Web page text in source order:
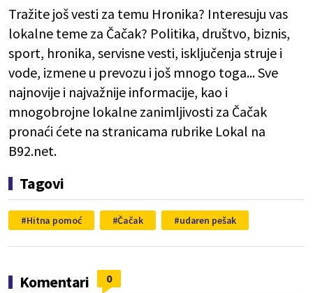
Tražite još vesti za temu Hronika? Interesuju vas
lokalne teme za Čačak? Politika, društvo, biznis,
sport, hronika, servisne vesti, isključenja struje i
vode, izmene u prevozu i još mnogo toga... Sve
najnovije i najvažnije informacije, kao i
mnogobrojne lokalne zanimljivosti za Čačak
pronaći ćete na stranicama rubrike Lokal na
B92.net.
Tagovi
Hitna pomoć Čačak udaren pešak
Komentari 0